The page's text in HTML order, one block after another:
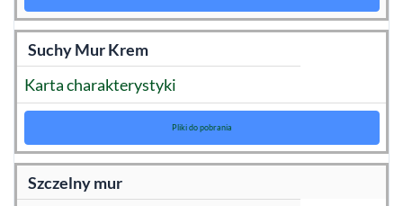
Suchy Mur Krem
Karta charakterystyki
Pliki do pobrania
Szczelny mur